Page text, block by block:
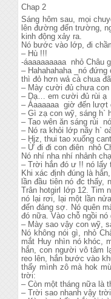
Chap 2
Sáng hôm sau, mọi
lên đường đến trường,
kinh động xảy ra.
Nó bước vào lớp, đi
– Hù !!!
-áaaaaaaaaa nhỏ Châu
– Hahahahaha _nó
thì đỏ hơn wả cà chua
– Mày cười đủ chưa
– Dạ… em cười đủ rùi ạ
– Áaaaaaa giờ đến lượt
– Gì zạ con wỹ, sáng h`
– Tao wên ăn sáng rùi
– Nó ra khỏi lớp nãy h`
– Hjz, thui tao xuống
– Ừ đi đi con điên nhỏ
Nó nhí nha nhí nhảnh
– Trời hắn đó ư !! nó lấy
Khi xác định đúng là
lần đầu tiên nó đc thấy,
Trân hotgirl lớp 12. Tim
nó lại rơi, lại một lần
đến đáng sợ. Nó quên
đó nữa. Vào chỗ ngồi nó
– Mày sao vậy con wỹ,
Nó không nói gì, nhỏ
mắt Huy nhìn nó khóc,
hắn, con người vô tâm
reo lên, hắn bước vào
thấy mình zô mà hok
trời:
– Còn một tháng nữa là
– Trời sao nhanh vậy